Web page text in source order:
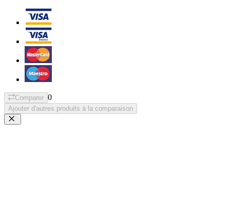
Comparer 0
Ajouter d'autres produits à la comparaison